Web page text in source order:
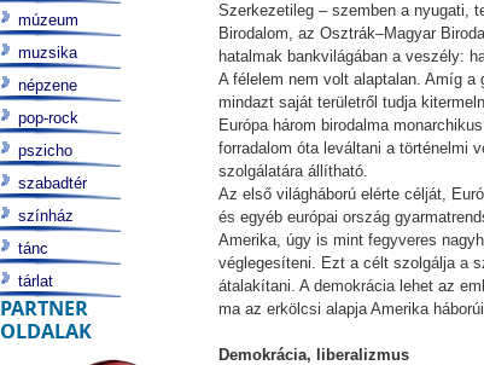
Szerkezetileg – szemben a nyugati,
Birodalom, az Osztrák–Magyar
hatalmak bankvilágában a veszély:
A félelem nem volt alaptalan. Amíg
mindazt saját területről tudja
Európa három birodalma
forradalom óta leváltani a történelmi
szolgálatára állítható.
Az első világháború elérte célját,
és egyéb európai ország
Amerika, úgy is mint fegyveres
véglegesíteni. Ezt a célt szolgálja a
átalakítani. A demokrácia lehet az
ma az erkölcsi alapja Amerika
Demokrácia, liberalizmus
múzeum
muzsika
népzene
pop-rock
pszicho
szabadtér
színház
tánc
tárlat
PARTNER
OLDALAK